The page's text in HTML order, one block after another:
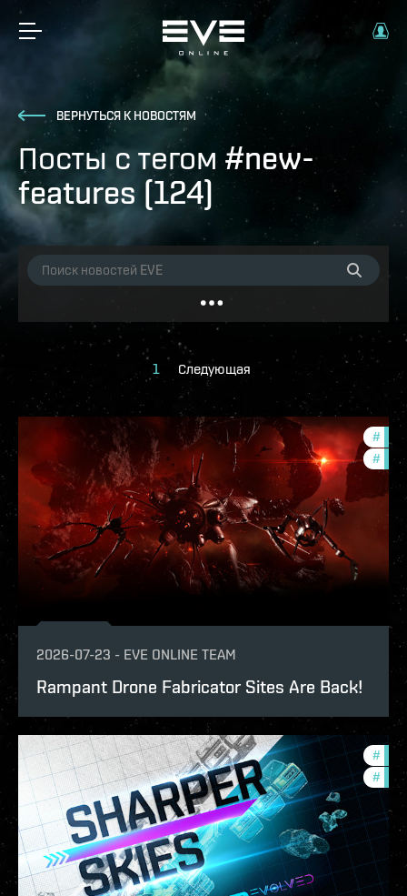
ВЕРНУТЬСЯ К НОВОСТЯМ
Посты с тегом #new-
features (124)
1 Следующая
#
#
2026-07-23 - EVE ONLINE TEAM
Rampant Drone Fabricator Sites Are Back!
#
#